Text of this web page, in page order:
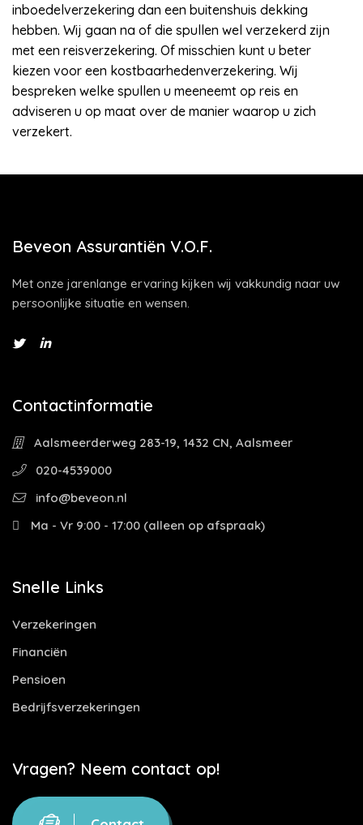
inboedelverzekering dan een buitenshuis dekking
hebben. Wij gaan na of die spullen wel verzekerd zijn
met een reisverzekering. Of misschien kunt u beter
kiezen voor een kostbaarhedenverzekering. Wij
bespreken welke spullen u meeneemt op reis en
adviseren u op maat over de manier waarop u zich
verzekert.
Beveon Assurantiën V.O.F.
Met onze jarenlange ervaring kijken wij vakkundig naar uw
persoonlijke situatie en wensen.
Contactinformatie
Aalsmeerderweg 283-19, 1432 CN, Aalsmeer
020-4539000
info@beveon.nl
Ma - Vr 9:00 - 17:00 (alleen op afspraak)
Snelle Links
Verzekeringen
Financiën
Pensioen
Bedrijfsverzekeringen
Vragen? Neem contact op!